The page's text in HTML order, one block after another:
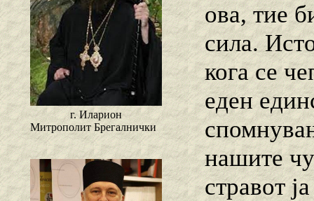
г. Иларион
Митрополит Брегалнички
ова, тие
сила.
кога се
еден
нашите
стравот